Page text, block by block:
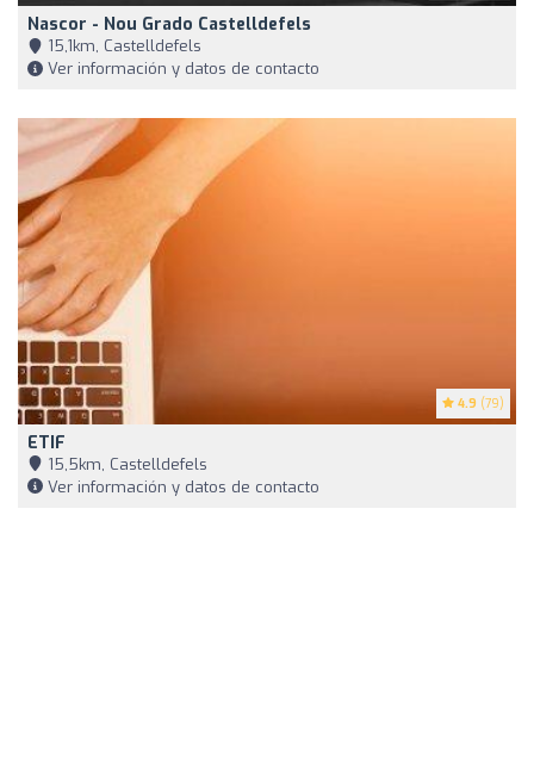
Nascor - Nou Grado Castelldefels
15,1km, Castelldefels
Ver información y datos de contacto
4.9 (79)
ETIF
15,5km, Castelldefels
Ver información y datos de contacto